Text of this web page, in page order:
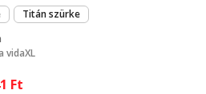
Titán szürke
vidaXL
Ft